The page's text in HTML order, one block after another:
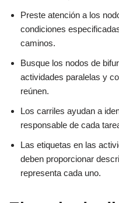
Preste atención a los
condiciones
caminos.
Busque los nodos de
actividades paralelas y
reúnen.
Los carriles ayudan a
responsable de cada
Las etiquetas en las
deben proporcionar
representa cada uno.